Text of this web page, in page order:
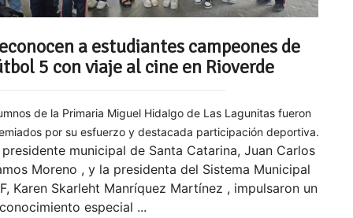
a estudiantes campeones de
5 con viaje al cine en Rioverde
de la Primaria Miguel Hidalgo de Las Lagunitas fueron
por su esfuerzo y destacada participación deportiva.
presidente municipal de Santa Catarina, Juan Carlos
Moreno , y la presidenta del Sistema Municipal
Karen Skarleht Manríquez Martínez , impulsaron un
especial ...